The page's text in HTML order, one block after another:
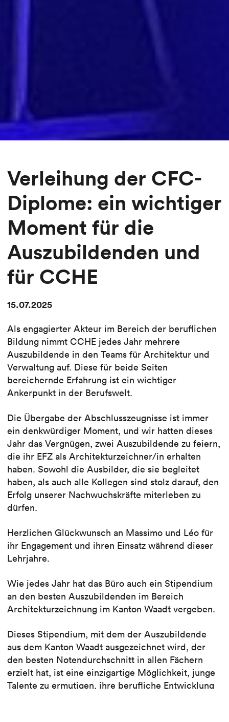
Verleihung der CFC-
Diplome: ein wichtiger
Moment für die
Auszubildenden und
für CCHE
15.07.2025
Als engagierter Akteur im Bereich der beruflichen
Bildung nimmt CCHE jedes Jahr mehrere
Auszubildende in den Teams für Architektur und
Verwaltung auf. Diese für beide Seiten
bereichernde Erfahrung ist ein wichtiger
Ankerpunkt in der Berufswelt.
Die Übergabe der Abschlusszeugnisse ist immer
ein denkwürdiger Moment, und wir hatten dieses
Jahr das Vergnügen, zwei Auszubildende zu feiern,
die ihr EFZ als Architekturzeichner/in erhalten
haben. Sowohl die Ausbilder, die sie begleitet
haben, als auch alle Kollegen sind stolz darauf, den
Erfolg unserer Nachwuchskräfte miterleben zu
dürfen.
Herzlichen Glückwunsch an Massimo und Léo für
ihr Engagement und ihren Einsatz während dieser
Lehrjahre.
Wie jedes Jahr hat das Büro auch ein Stipendium
an den besten Auszubildenden im Bereich
Architekturzeichnung im Kanton Waadt vergeben.
Dieses Stipendium, mit dem der Auszubildende
aus dem Kanton Waadt ausgezeichnet wird, der
den besten Notendurchschnitt in allen Fächern
erzielt hat, ist eine einzigartige Möglichkeit, junge
Talente zu ermutigen, ihre berufliche Entwicklung